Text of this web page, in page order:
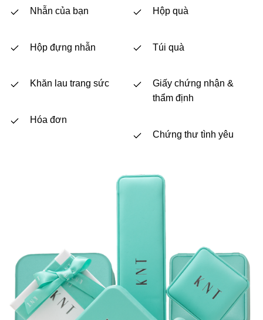
Nhẫn của bạn
Hộp đựng nhẫn
Khăn lau trang sức
Hóa đơn
Hộp quà
Túi quà
Giấy chứng nhận &
thẩm định
Chứng thư tình yêu